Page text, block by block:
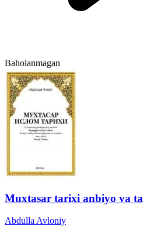
Baholanmagan
Muxtasar tarixi anbiyo va
Abdulla Avloniy